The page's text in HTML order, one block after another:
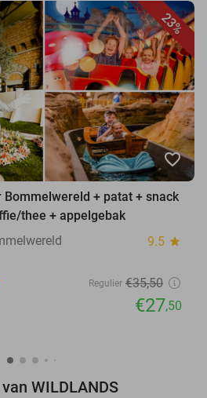
23%
favorite_border
Bommelwereld + patat + snack
thee + appelgebak
9.5 star
Regulier €35,50
€27,50
WILDLANDS